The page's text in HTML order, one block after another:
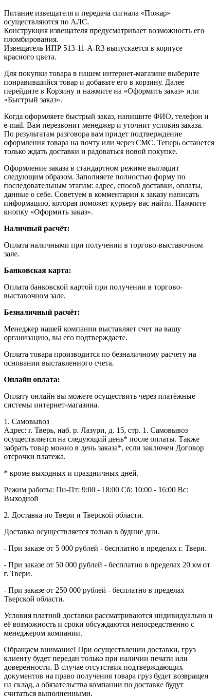
Питание извещателя и передача сигнала «Пожар»
осуществляются по АЛС.
Конструкция извещателя предусматривает возможность его
пломбирования.
Извещатель ИПР 513-11-А-R3 выпускается в корпусе
красного цвета.
Для покупки товара в нашем интернет-магазине выберите
понравившийся товар и добавьте его в корзину. Далее
перейдите в Корзину и нажмите на «Оформить заказ» или
«Быстрый заказ».
Когда оформляете быстрый заказ, напишите ФИО, телефон и
e-mail. Вам перезвонит менеджер и уточнит условия заказа.
По результатам разговора вам придет подтверждение
оформления товара на почту или через СМС. Теперь останется
только ждать доставки и радоваться новой покупке.
Оформление заказа в стандартном режиме выглядит
следующим образом. Заполняете полностью форму по
последовательным этапам: адрес, способ доставки, оплаты,
данные о себе. Советуем в комментарии к заказу написать
информацию, которая поможет курьеру вас найти. Нажмите
кнопку «Оформить заказ».
Наличный расчёт:
Оплата наличными при получении в торгово-выставочном
зале.
Банковская карта:
Оплата банковской картой при получении в торгово-
выставочном зале.
Безналичный расчёт:
Менеджер нашей компании выставляет счет на вашу
организацию, вы его подтверждаете.
Оплата товара производится по безналичному расчету на
основании выставленного счета.
Онлайн оплата:
Оплату онлайн вы можете осуществить через платёжные
системы интернет-магазина.
1. Самовывоз
Адрес: г. Тверь, наб. р. Лазури, д. 15, стр. 1. Самовывоз
осуществляется на следующий день* после оплаты. Также
забрать товар можно в день заказа*, если заключен Договор
отсрочки платежа.
* кроме выходных и праздничных дней.
Режим работы: Пн-Пт: 9:00 - 18:00 Сб: 10:00 - 16:00 Вс:
Выходной
2. Доставка по Твери и Тверской области.
Доставка осуществляется только в будние дни.
- При заказе от 5 000 рублей - бесплатно в пределах г. Твери.
- При заказе от 50 000 рублей - бесплатно в пределах 20 км от
г. Твери.
- При заказе от 250 000 рублей - бесплатно в пределах
Тверской области.
Условия платной доставки рассматриваются индивидуально и
её возможность и сроки обсуждаются непосредственно с
менеджером компании.
Обращаем внимание! При осуществлении доставки, груз
клиенту будет передан только при наличии печати или
доверенности. В случае отсутствия подтверждающих
документов на право получения товара груз будет возвращен
на склад, а обязательства компании по доставке будут
считаться выполненными.